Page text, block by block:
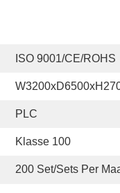
ISO 9001/CE/ROHS
PLC
Klasse 100
200 Set/Sets Per